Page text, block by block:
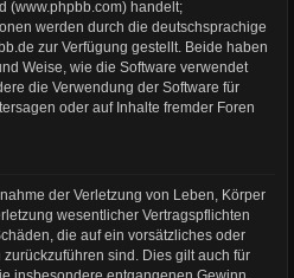
(www.phpbb.com) handelt;
werden durch die deutschsprachige
zur Verfügung gestellt. Beide haben
Weise, wie die Software verwendet
die Verwendung der Software für
oder auf Inhalte fremder Foren
der Verletzung von Leben, Körper
wesentlicher Vertragspflichten
die auf ein vorsätzliches oder
sind. Dies gilt auch für